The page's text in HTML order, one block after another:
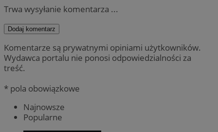
Trwa wysyłanie komentarza ...
Dodaj komentarz
Komentarze są prywatnymi opiniami użytkowników.
Wydawca portalu nie ponosi odpowiedzialności za
treść.
* pola obowiązkowe
Najnowsze
Popularne